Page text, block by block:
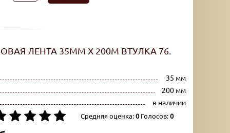
ЛЕНТА 35ММ X 200М ВТУЛКА 76.
35 мм
200 мм
в наличии
Средняя оценка:0Голосов:0